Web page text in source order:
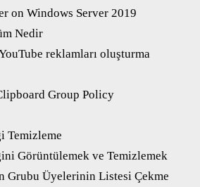
on Windows Server 2019
Nedir
reklamları oluşturma
Group Policy
Temizleme
Görüntülemek ve Temizlemek
Grubu Üyelerinin Listesi Çekme